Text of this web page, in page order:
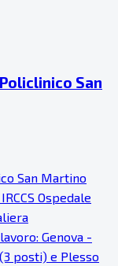
San
San Martino
Ospedale
Genova -
posti) e Plesso